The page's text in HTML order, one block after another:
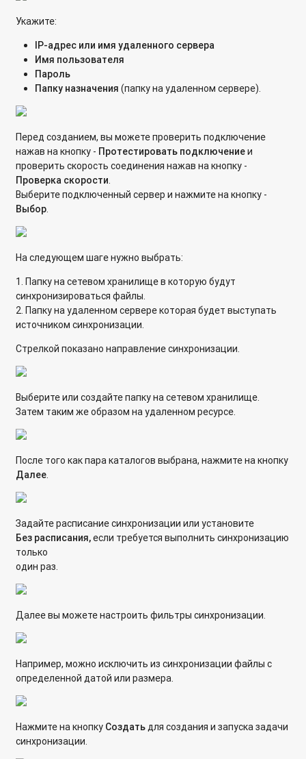
Укажите:
IP-адрес или имя удаленного сервера
Имя пользователя
Пароль
Папку назначения(папку на удаленном сервере).
Перед созданием, вы можете проверить подключение
нажав на кнопку - Протестировать подключениеи
проверить скорость соединения нажав на кнопку -
Проверка скорости.
Выберите подключенный сервер и нажмите на кнопку -
Выбор.
На следующем шаге нужно выбрать:
1. Папку на сетевом хранилище в которую будут
синхронизироваться файлы.
2. Папку на удаленном сервере которая будет выступать
источником синхронизации.
Стрелкой показано направление синхронизации.
Выберите или создайте папку на сетевом хранилище.
Затем таким же образом на удаленном ресурсе.
После того как пара каталогов выбрана, нажмите на кнопку
Далее.
Задайте расписание синхронизации или установите
Без расписания,если требуется выполнить синхронизацию
только
один раз.
Далее вы можете настроить фильтры синхронизации.
Например, можно исключить из синхронизации файлы с
определенной датой или размера.
Нажмите на кнопку Создатьдля создания и запуска задачи
синхронизации.